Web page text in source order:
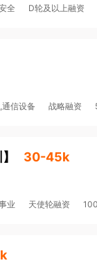
全 D轮及以上融资
信设备 战略融资
】 30-45k
业 天使轮融资